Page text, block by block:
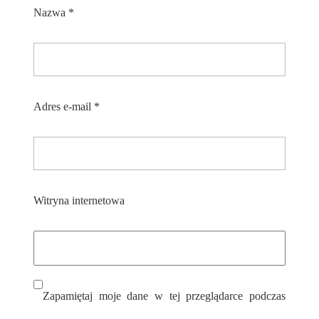
Nazwa *
Adres e-mail *
Witryna internetowa
Zapamiętaj moje dane w tej przeglądarce podczas